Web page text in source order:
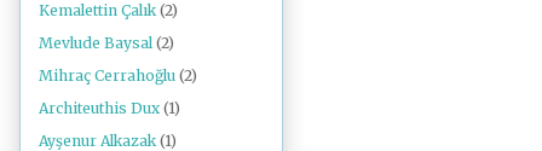
Kemalettin Çalık (2)
Mevlude Baysal (2)
Mihraç Cerrahoğlu (2)
Architeuthis Dux (1)
Ayşenur Alkazak (1)